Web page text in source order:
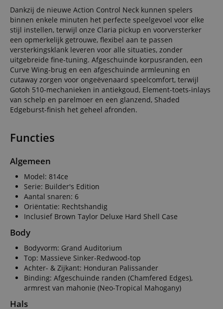
Dankzij de nieuwe Action Control Neck kunnen spelers
binnen enkele minuten het perfecte speelgevoel voor elke
stijl instellen, terwijl onze Claria pickup en voorversterker
een opmerkelijk getrouwe, flexibel aan te passen
versterkingsklank leveren voor alle situaties, zonder
uitgebreide fine-tuning. Afgeschuinde korpusranden, een
Curve Wing-brug en een afgeschuinde armleuning en
cutaway zorgen voor ongeëvenaard speelcomfort, terwijl
Gotoh 510-mechanieken in antiekgoud, Element-toets-inlays
van schelp en parelmoer en een glanzend, Shaded
Edgeburst-finish het geheel afronden.
Functies
Algemeen
Model: 814ce
Serie: Builder's Edition
Aantal snaren: 6
Oriëntatie: Rechtshandig
Inclusief Brown Taylor Deluxe Hard Shell Case
Body
Bodyvorm: Grand Auditorium
Top: Massieve Sinker-Redwood-top
Achter- & Zijkant: Honduran Palissander
Binding: Afgeschuinde randen (Chamfered Edges),
armrest van mahonie (Neo-Tropical Mahogany)
Hals